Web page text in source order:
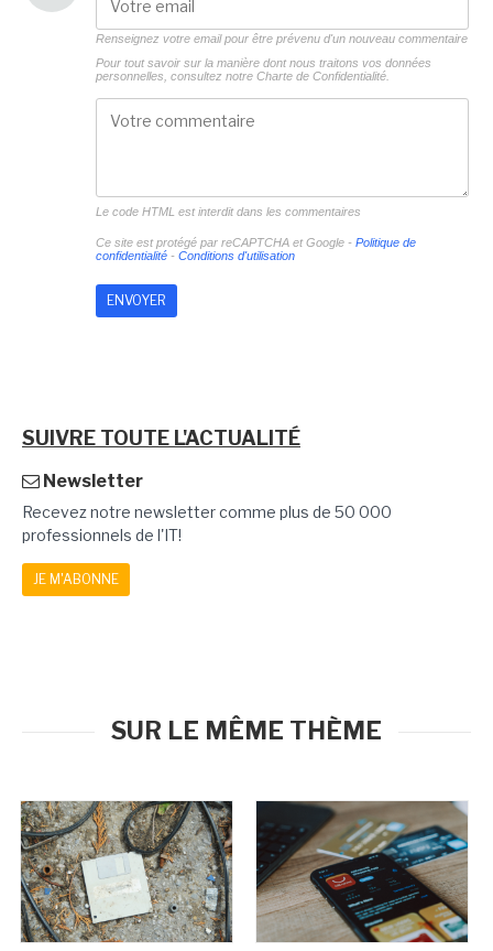
Renseignez votre email pour être prévenu d'un nouveau commentaire
Pour tout savoir sur la manière dont nous traitons vos données
personnelles, consultez notre Charte de Confidentialité.
Le code HTML est interdit dans les commentaires
Ce site est protégé par reCAPTCHA et Google - Politique de
confidentialité- Conditions d'utilisation
SUIVRE TOUTE L'ACTUALITÉ
Newsletter
Recevez notre newsletter comme plus de 50 000
professionnels de l'IT!
JE M'ABONNE
SUR LE MÊME THÈME